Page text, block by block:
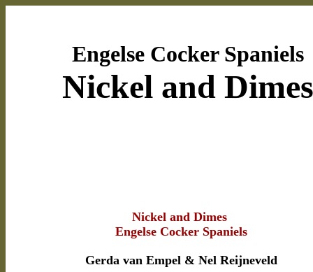
Engelse Cocker Spaniels
Nickel and Dimes
Nickel and Dimes
Engelse Cocker Spaniels
Gerda van Empel & Nel Reijneveld